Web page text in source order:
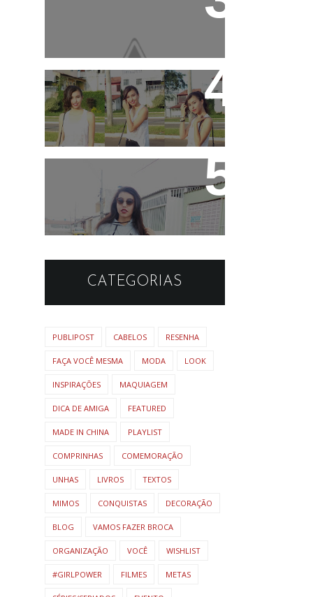
salvando meu cabelo
+ layout novo que eu
mesma fiz !
3 ideias de looks para
ir pra escola!
Look: Moletom cinza e
sapatilha simples
CATEGORIAS
PUBLIPOST CABELOS RESENHA
FAÇA VOCÊ MESMA MODA LOOK
INSPIRAÇÕES MAQUIAGEM
DICA DE AMIGA FEATURED
MADE IN CHINA PLAYLIST
COMPRINHAS COMEMORAÇÃO
UNHAS LIVROS TEXTOS
MIMOS CONQUISTAS DECORAÇÃO
BLOG VAMOS FAZER BROCA
ORGANIZAÇÃO VOCÊ WISHLIST
#GIRLPOWER FILMES METAS